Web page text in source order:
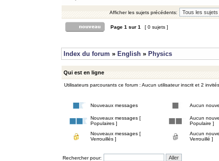
Afficher les sujets précédents:
Page 1 sur 1 [ 0 sujets ]
Index du forum » English » Physics
Qui est en ligne
Utilisateurs parcourants ce forum : Aucun utilisateur inscrit et 2 invités
Nouveaux messages Aucun
Nouveaux messages [
Populaires ]
Aucun
Populaire ]
Nouveaux messages [
Verrouillés ]
Aucun
Verrouillé ]
Rechercher pour: